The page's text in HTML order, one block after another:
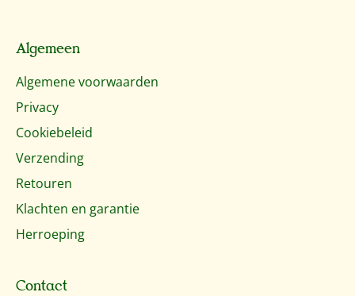
Algemeen
Algemene voorwaarden
Privacy
Cookiebeleid
Verzending
Retouren
Klachten en garantie
Herroeping
Contact